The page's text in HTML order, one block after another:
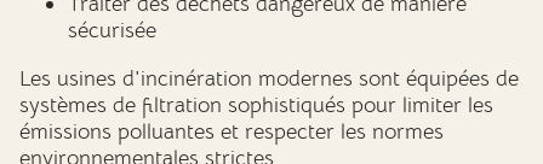
sécurisée
Les usines d'incinération modernes sont équipées de
systèmes de filtration sophistiqués pour limiter les
émissions polluantes et respecter les normes
environnementales strictes.